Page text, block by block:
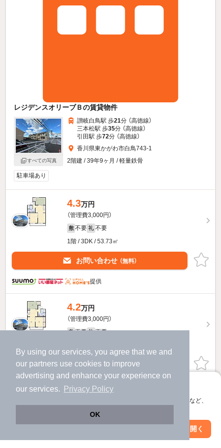
By using our services, you agree that we and
our partners use cookies to improve
advertising and enhance your experience on
our services.
Privacy Policy
OK
アプリに切り替えて、サクサクお部屋探し
会員登録なしですぐ使える。マップ検索やお気に入り保存など、
アプリを開く
レジデンスオリーブＢの賃貸物件
すべての写真
讃岐白鳥駅 歩21分 （高徳線）
三本松駅 歩35分 （高徳線）
引田駅 歩72分 （高徳線）
香川県東かがわ市白鳥743-1
2階建 / 39年9ヶ月 / 軽量鉄骨
駐車場あり
4.3万円
（管理費3,000円）
敷 不要 礼 不要
1階 / 3DK / 53.73㎡
お問い合わせ （無料）
提供
4.2万円
（管理費3,000円）
敷 不要 礼 不要
お問い合わせ（無料）
提供
レジデンスオリーブＢのすべての部屋を見る
絞り込み条件を変更